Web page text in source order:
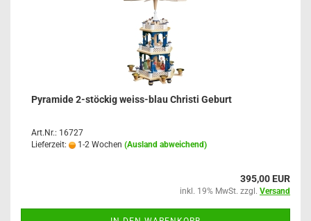
Pyramide 2-stöckig weiss-blau Christi Geburt
Art.Nr.: 16727
Lieferzeit:
1-2 Wochen (Ausland abweichend)
395,00 EUR
inkl. 19% MwSt. zzgl. Versand